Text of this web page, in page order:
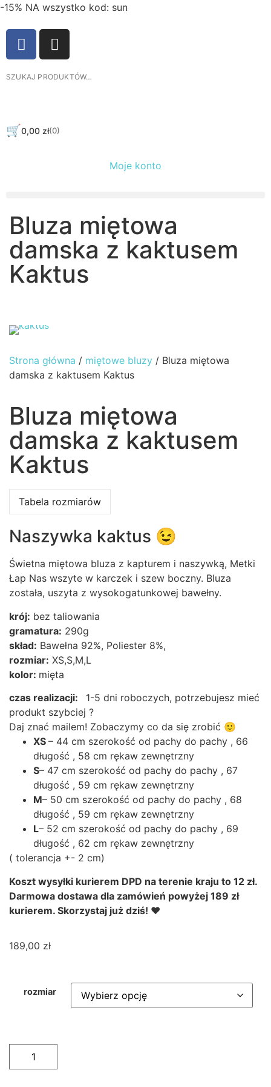
-15% NA wszystko kod: sun
🛒0,00 zł(0)
Moje konto
Strona główna / miętowe bluzy / Bluza miętowa
damska z kaktusem Kaktus
Bluza miętowa
damska z kaktusem
Kaktus
Tabela rozmiarów
Naszywka kaktus 😉
Świetna miętowa bluza z kapturem i naszywką, Metki
Łap Nas wszyte w karczek i szew boczny. Bluza
została, uszyta z wysokogatunkowej bawełny.
krój: bez taliowania
gramatura: 290g
skład: Bawełna 92%, Poliester 8%,
rozmiar: XS,S,M,L
kolor: mięta
czas realizacji:
1-5 dni roboczych, potrzebujesz mieć
produkt szybciej ?
Daj znać mailem! Zobaczymy co da się zrobić 🙂
XS – 44 cm szerokość od pachy do pachy , 66
długość , 58 cm rękaw zewnętrzny
S– 47 cm szerokość od pachy do pachy , 67
długość , 59 cm rękaw zewnętrzny
M– 50 cm szerokość od pachy do pachy , 68
długość , 59 cm rękaw zewnętrzny
L– 52 cm szerokość od pachy do pachy , 69
długość , 62 cm rękaw zewnętrzny
( tolerancja +- 2 cm)
Koszt wysyłki kurierem DPD na terenie kraju to 12 zł.
Darmowa dostawa dla zamówień powyżej 189 zł
kurierem. Skorzystaj już dziś! ❤
189,00 zł
rozmiar
Bluza miętowa
damska z kaktusem
Kaktus